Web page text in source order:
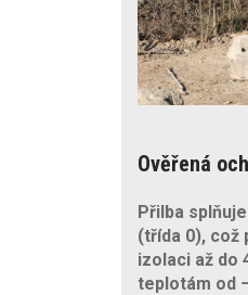
Ověřená
Přilba
(třída 0),
izolaci až do
teplotám od